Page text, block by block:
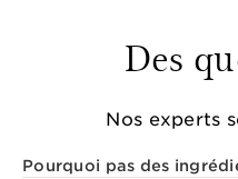
Des
Nos experts
Pourquoi pas des